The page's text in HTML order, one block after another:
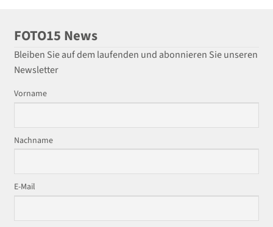
FOTO15 News
Bleiben Sie auf dem laufenden und abonnieren Sie unseren
Newsletter
Vorname
Nachname
E-Mail